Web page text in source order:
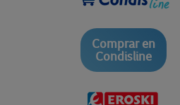
Comprar en
Condisline